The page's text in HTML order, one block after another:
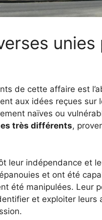
unies
de cette affaire est
aux idées reçues sur
naïves ou
très différents,
leur indépendance et
et ont été
été manipulées. Leur
et exploiter